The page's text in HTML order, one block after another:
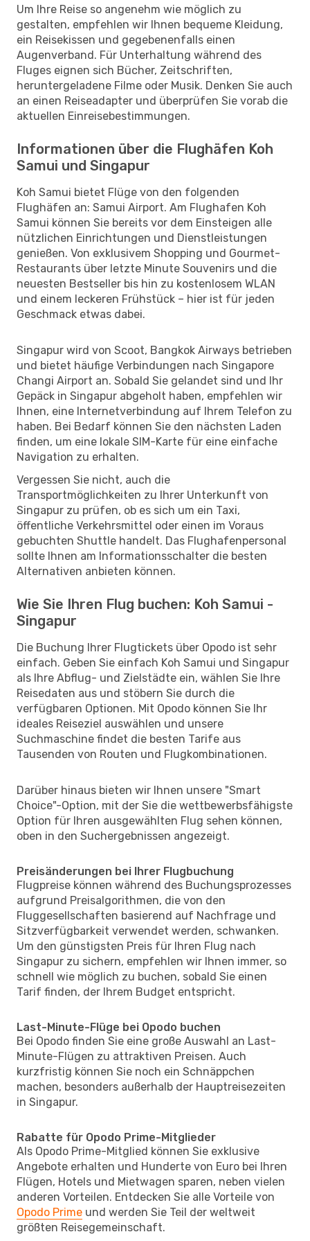
Um Ihre Reise so angenehm wie möglich zu
gestalten, empfehlen wir Ihnen bequeme Kleidung,
ein Reisekissen und gegebenenfalls einen
Augenverband. Für Unterhaltung während des
Fluges eignen sich Bücher, Zeitschriften,
heruntergeladene Filme oder Musik. Denken Sie auch
an einen Reiseadapter und überprüfen Sie vorab die
aktuellen Einreisebestimmungen.
Informationen über die Flughäfen Koh
Samui und Singapur
Koh Samui bietet Flüge von den folgenden
Flughäfen an: Samui Airport. Am Flughafen Koh
Samui können Sie bereits vor dem Einsteigen alle
nützlichen Einrichtungen und Dienstleistungen
genießen. Von exklusivem Shopping und Gourmet-
Restaurants über letzte Minute Souvenirs und die
neuesten Bestseller bis hin zu kostenlosem WLAN
und einem leckeren Frühstück – hier ist für jeden
Geschmack etwas dabei.
Singapur wird von Scoot, Bangkok Airways betrieben
und bietet häufige Verbindungen nach Singapore
Changi Airport an. Sobald Sie gelandet sind und Ihr
Gepäck in Singapur abgeholt haben, empfehlen wir
Ihnen, eine Internetverbindung auf Ihrem Telefon zu
haben. Bei Bedarf können Sie den nächsten Laden
finden, um eine lokale SIM-Karte für eine einfache
Navigation zu erhalten.
Vergessen Sie nicht, auch die
Transportmöglichkeiten zu Ihrer Unterkunft von
Singapur zu prüfen, ob es sich um ein Taxi,
öffentliche Verkehrsmittel oder einen im Voraus
gebuchten Shuttle handelt. Das Flughafenpersonal
sollte Ihnen am Informationsschalter die besten
Alternativen anbieten können.
Wie Sie Ihren Flug buchen: Koh Samui -
Singapur
Die Buchung Ihrer Flugtickets über Opodo ist sehr
einfach. Geben Sie einfach Koh Samui und Singapur
als Ihre Abflug- und Zielstädte ein, wählen Sie Ihre
Reisedaten aus und stöbern Sie durch die
verfügbaren Optionen. Mit Opodo können Sie Ihr
ideales Reiseziel auswählen und unsere
Suchmaschine findet die besten Tarife aus
Tausenden von Routen und Flugkombinationen.
Darüber hinaus bieten wir Ihnen unsere "Smart
Choice"-Option, mit der Sie die wettbewerbsfähigste
Option für Ihren ausgewählten Flug sehen können,
oben in den Suchergebnissen angezeigt.
Preisänderungen bei Ihrer Flugbuchung
Flugpreise können während des Buchungsprozesses
aufgrund Preisalgorithmen, die von den
Fluggesellschaften basierend auf Nachfrage und
Sitzverfügbarkeit verwendet werden, schwanken.
Um den günstigsten Preis für Ihren Flug nach
Singapur zu sichern, empfehlen wir Ihnen immer, so
schnell wie möglich zu buchen, sobald Sie einen
Tarif finden, der Ihrem Budget entspricht.
Last-Minute-Flüge bei Opodo buchen
Bei Opodo finden Sie eine große Auswahl an Last-
Minute-Flügen zu attraktiven Preisen. Auch
kurzfristig können Sie noch ein Schnäppchen
machen, besonders außerhalb der Hauptreisezeiten
in Singapur.
Rabatte für Opodo Prime-Mitglieder
Als Opodo Prime-Mitglied können Sie exklusive
Angebote erhalten und Hunderte von Euro bei Ihren
Flügen, Hotels und Mietwagen sparen, neben vielen
anderen Vorteilen. Entdecken Sie alle Vorteile von
Opodo Prime und werden Sie Teil der weltweit
größten Reisegemeinschaft.